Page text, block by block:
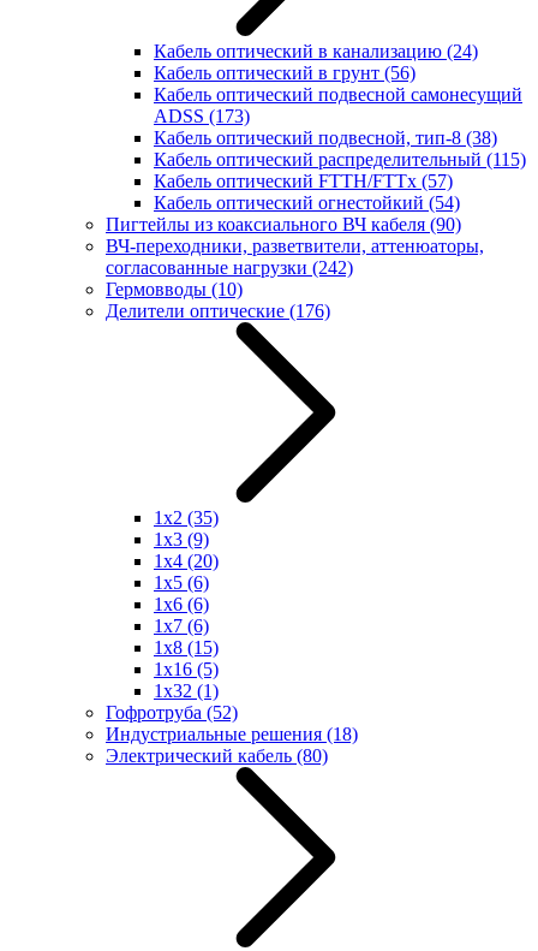
Кабель оптический в канализацию (24)
Кабель оптический в грунт (56)
Кабель оптический подвесной самонесущий
ADSS (173)
Кабель оптический подвесной, тип-8 (38)
Кабель оптический распределительный (115)
Кабель оптический FTTH/FTTx (57)
Кабель оптический огнестойкий (54)
Пигтейлы из коаксиального ВЧ кабеля (90)
ВЧ-переходники, разветвители, аттенюаторы,
согласованные нагрузки (242)
Гермовводы (10)
Делители оптические (176)
1x2 (35)
1x3 (9)
1x4 (20)
1x5 (6)
1x6 (6)
1x7 (6)
1x8 (15)
1x16 (5)
1x32 (1)
Гофротруба (52)
Индустриальные решения (18)
Электрический кабель (80)